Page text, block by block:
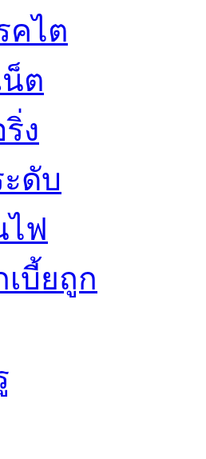
คไต
น็ต
ง
ะดับ
ไฟ
เบี้ยถูก